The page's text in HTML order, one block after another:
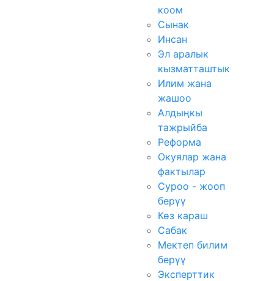
коом
Сынак
Инсан
Эл аралык
кызматташтык
Илим жана
жашоо
Алдыңкы
тажрыйба
Реформа
Окуялар жана
фактылар
Суроо - жооп
берүү
Көз караш
Сабак
Мектеп билим
берүү
Эксперттик